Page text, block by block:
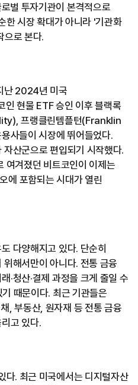
벌 투자기관이 본격적으로
한 시장 확대가 아니라 '기관화
로 본다.
난 2024년 미국
현물 ETF 승인 이후 블랙록
프랭클린템플턴(Franklin
사들이 시장에 뛰어들었다.
산군으로 편입되기 시작했다.
여겨졌던 비트코인이 이제는
에 포함되는 시대가 열린
다양해지고 있다. 단순히
해서만이 아니다. 전통 금융
·청산·결제 과정을 크게 줄일 수
때문이다. 최근 기관들은
부동산, 원자재 등 전통 금융
고 있다.
다. 최근 미국에서는 디지털자산